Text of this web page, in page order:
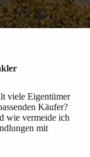
viele Eigentümer
Käufer?
wie vermeide ich
mit